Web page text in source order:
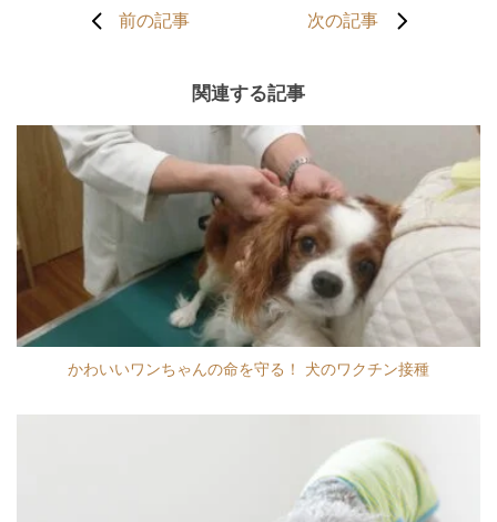
前の記事 次の記事
関連する記事
かわいいワンちゃんの命を守る！ 犬のワクチン接種